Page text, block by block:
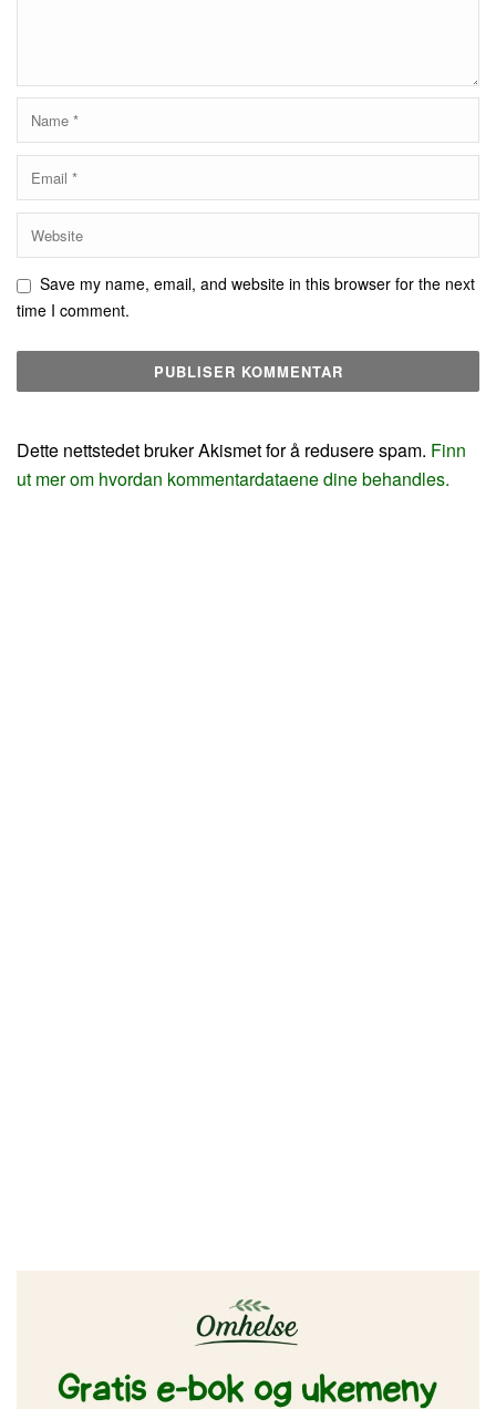
Save my name, email, and website in this browser for the next
time I comment.
Dette nettstedet bruker Akismet for å redusere spam. Finn
ut mer om hvordan kommentardataene dine behandles.